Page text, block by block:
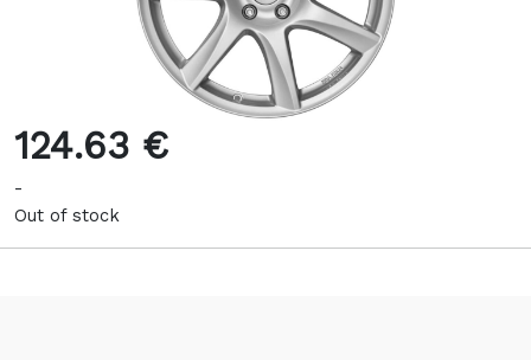
124.63 €
-
Out of stock